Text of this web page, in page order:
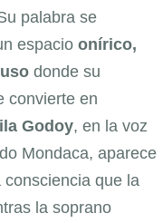
palabra se
espacio onírico,
donde su
convierte en
Godoy, en la voz
Mondaca, aparece
que la
la soprano